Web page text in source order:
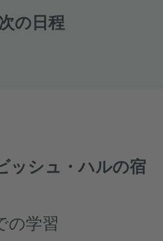
の日程
ッシュ・ハルの宿
の学習